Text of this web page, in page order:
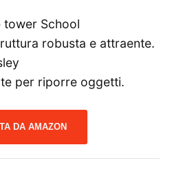
tower School
robusta e attraente.
per riporre oggetti.
DA AMAZON